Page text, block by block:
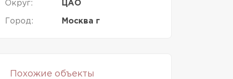
Округ: ЦАО
Город: Москва г
Похожие объекты